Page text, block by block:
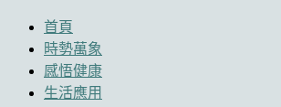
首頁
時勢萬象
感悟健康
生活應用